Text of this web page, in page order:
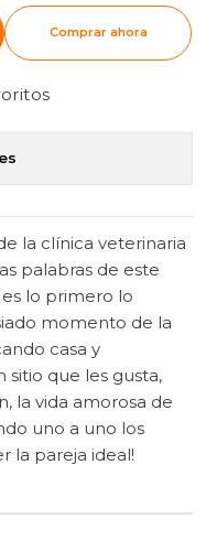
Comprar ahora
la clínica veterinaria
palabras de este
lo primero lo
momento de la
casa y
que les gusta,
la vida amorosa de
uno a uno los
la pareja ideal!